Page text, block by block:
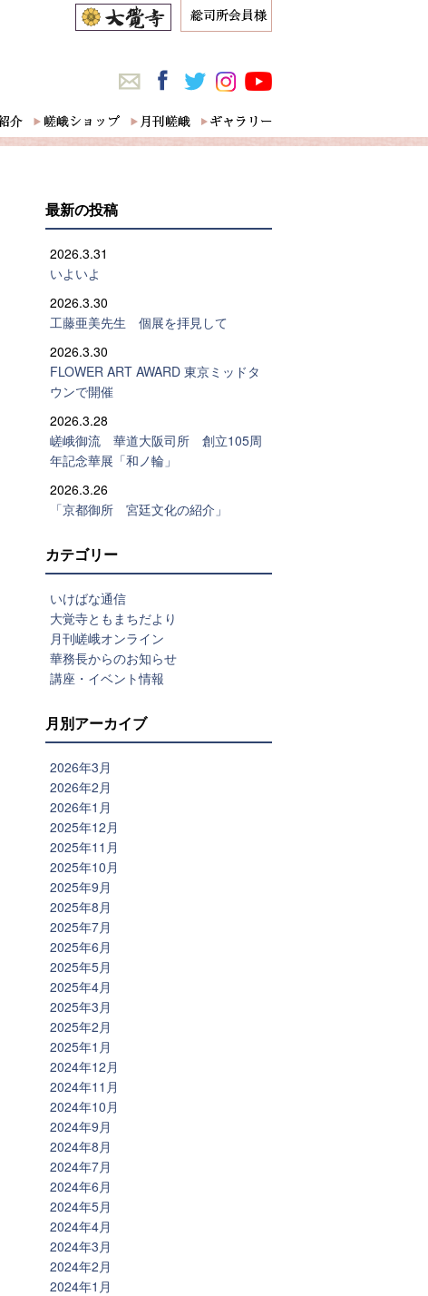
最新の投稿
2026.3.31
いよいよ
2026.3.30
工藤亜美先生 個展を拝見して
2026.3.30
FLOWER ART AWARD 東京ミッドタ
ウンで開催
2026.3.28
嵯峨御流 華道大阪司所 創立105周
年記念華展「和ノ輪」
2026.3.26
「京都御所 宮廷文化の紹介」
カテゴリー
いけばな通信
大覚寺ともまちだより
月刊嵯峨オンライン
華務長からのお知らせ
講座・イベント情報
月別アーカイブ
2026年3月
2026年2月
2026年1月
2025年12月
2025年11月
2025年10月
2025年9月
2025年8月
2025年7月
2025年6月
2025年5月
2025年4月
2025年3月
2025年2月
2025年1月
2024年12月
2024年11月
2024年10月
2024年9月
2024年8月
2024年7月
2024年6月
2024年5月
2024年4月
2024年3月
2024年2月
2024年1月